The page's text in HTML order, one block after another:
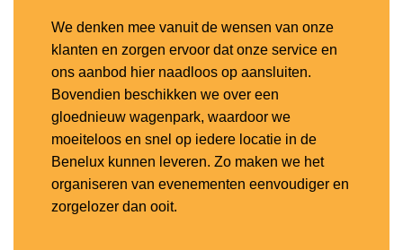
We denken mee vanuit de wensen van onze
klanten en zorgen ervoor dat onze service en
ons aanbod hier naadloos op aansluiten.
Bovendien beschikken we over een
gloednieuw wagenpark, waardoor we
moeiteloos en snel op iedere locatie in de
Benelux kunnen leveren. Zo maken we het
organiseren van evenementen eenvoudiger en
zorgelozer dan ooit.